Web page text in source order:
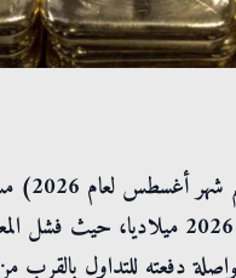
سرايا
الخميس، الموافق لالتاسع من شهر